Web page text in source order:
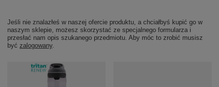
Jeśli nie znalazłeś w naszej ofercie produktu, a chciałbyś kupić go w
naszym sklepie, możesz skorzystać ze specjalnego formularza i
przesłać nam opis szukanego przedmiotu. Aby móc to zrobić musisz
być zalogowany.